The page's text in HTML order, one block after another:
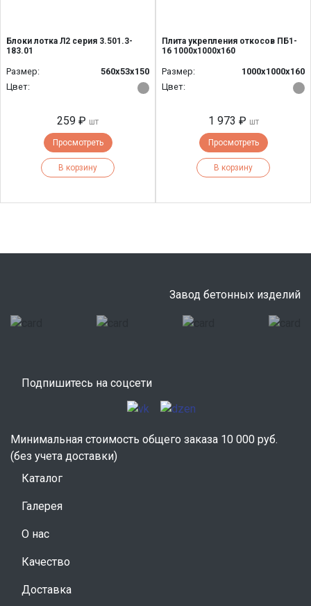
Блоки лотка Л2 серия 3.501.3-
183.01
Размер:
560х53х150
Цвет:
259 ₽ шт
Просмотреть
В корзину
Плита укрепления откосов ПБ1-
16 1000х1000х160
Размер:
1000х1000х160
Цвет:
1 973 ₽ шт
Просмотреть
В корзину
Завод бетонных изделий
Подпишитесь на соцсети
Минимальная стоимость общего заказа 10 000 руб.
(без учета доставки)
Каталог
Галерея
О нас
Качество
Доставка